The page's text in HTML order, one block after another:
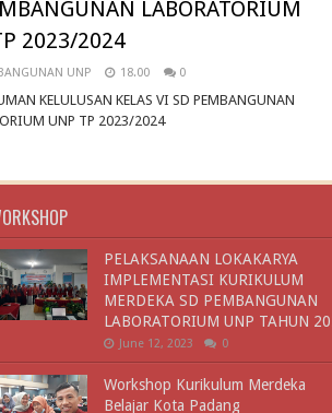
LABORATORIUM
2023/2024
UNP 18.00 0
KELULUSAN KELAS VI SD PEMBANGUNAN
UNP TP 2023/2024
PELAKSANAAN LOKAKARYA
IMPLEMENTASI KURIKULUM
MERDEKA SD PEMBANGUNAN
LABORATORIUM UNP TAHUN
June 12, 2023 0
Workshop Kurikulum Merdeka
Belajar Kota Padang